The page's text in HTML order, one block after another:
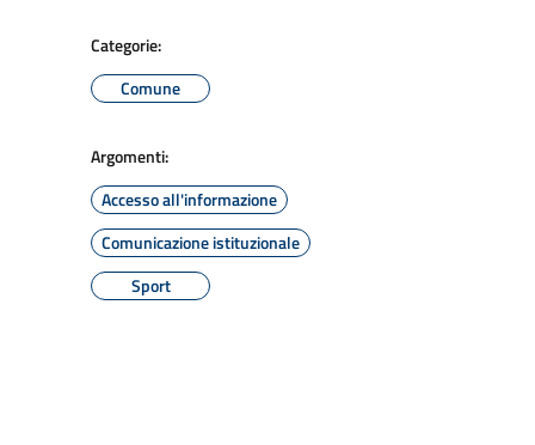
Categorie:
Comune
Argomenti:
Accesso all'informazione
Comunicazione istituzionale
Sport